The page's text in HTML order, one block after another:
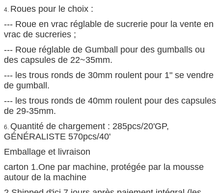
4. Roues pour le choix :
--- Roue en vrac réglable de sucrerie pour la vente en
vrac de sucreries ;
--- Roue réglable de Gumball pour des gumballs ou
des capsules de 22~35mm.
--- les trous ronds de 30mm roulent pour 1" se vendre
de gumball.
--- les trous ronds de 40mm roulent pour des capsules
de 29-35mm.
6. Quantité de chargement : 285pcs/20'GP,
GÉNÉRALISTE 570pcs/40'
Emballage et livraison
carton 1.One par machine, protégée par la mousse
autour de la machine